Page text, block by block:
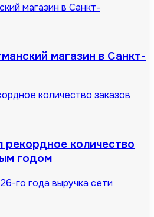
магазин в Санкт-
магазин в Санкт-
количество заказов
рекордное количество
годом
го года выручка сети